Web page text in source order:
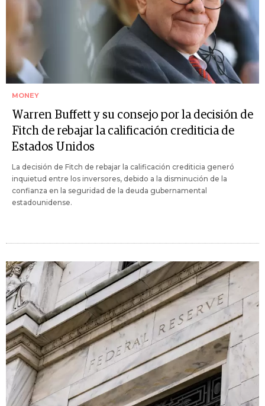
MONEY
Warren Buffett y su consejo por la decisión de
Fitch de rebajar la calificación crediticia de
Estados Unidos
La decisión de Fitch de rebajar la calificación crediticia generó
inquietud entre los inversores, debido a la disminución de la
confianza en la seguridad de la deuda gubernamental
estadounidense.